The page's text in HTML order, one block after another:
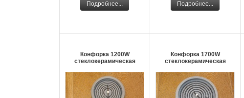
Подробнее... Подробнее...
Конфорка 1200W
стеклокерамическая
Конфорка 1700W
стеклокерамическая